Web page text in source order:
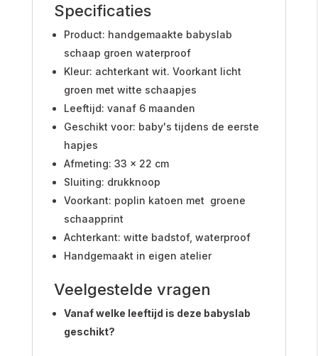
Specificaties
Product: handgemaakte babyslab
schaap groen waterproof
Kleur: achterkant wit. Voorkant licht
groen met witte schaapjes
Leeftijd: vanaf 6 maanden
Geschikt voor: baby's tijdens de eerste
hapjes
Afmeting: 33 x 22 cm
Sluiting: drukknoop
Voorkant: poplin katoen met groene
schaapprint
Achterkant: witte badstof, waterproof
Handgemaakt in eigen atelier
Veelgestelde vragen
Vanaf welke leeftijd is deze babyslab
geschikt?